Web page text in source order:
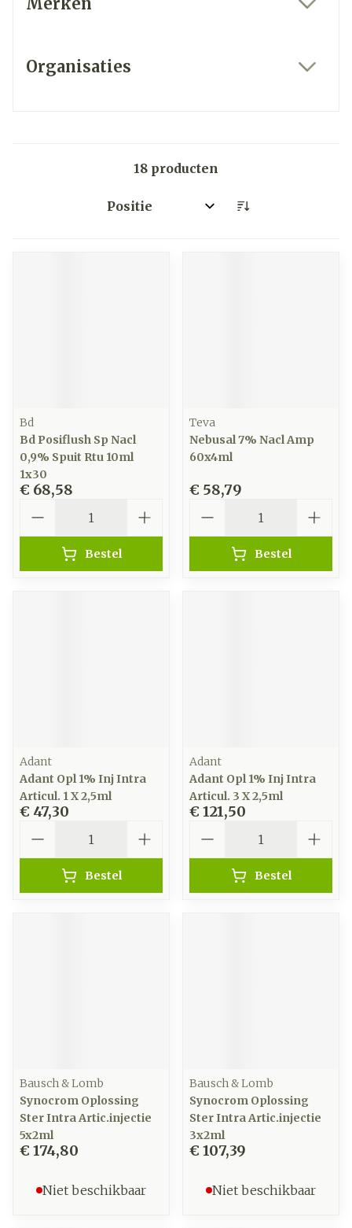
Organisaties
18 producten
Sorteer op:
Bd
Bd Posiflush Sp Nacl
0,9% Spuit Rtu 10ml
1x30
€ 68,58
Bestel
Teva
Nebusal 7% Nacl Amp
60x4ml
€ 58,79
Bestel
Adant
Adant Opl 1% Inj Intra
Articul. 1 X 2,5ml
€ 47,30
Bestel
Adant
Adant Opl 1% Inj Intra
Articul. 3 X 2,5ml
€ 121,50
Bestel
Bausch & Lomb
Synocrom Oplossing
Ster Intra Artic.injectie
5x2ml
€ 174,80
Niet beschikbaar
Bausch & Lomb
Synocrom Oplossing
Ster Intra Artic.injectie
3x2ml
€ 107,39
Niet beschikbaar